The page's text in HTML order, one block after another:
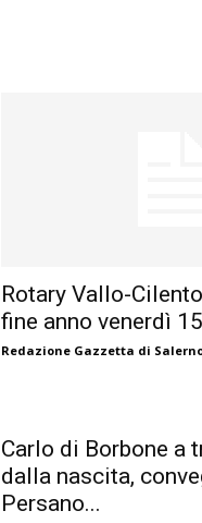
Rotary Vallo-
fine anno venerdì
Redazione Gazzetta di
Carlo di Borbone a
dalla nascita,
Persano...